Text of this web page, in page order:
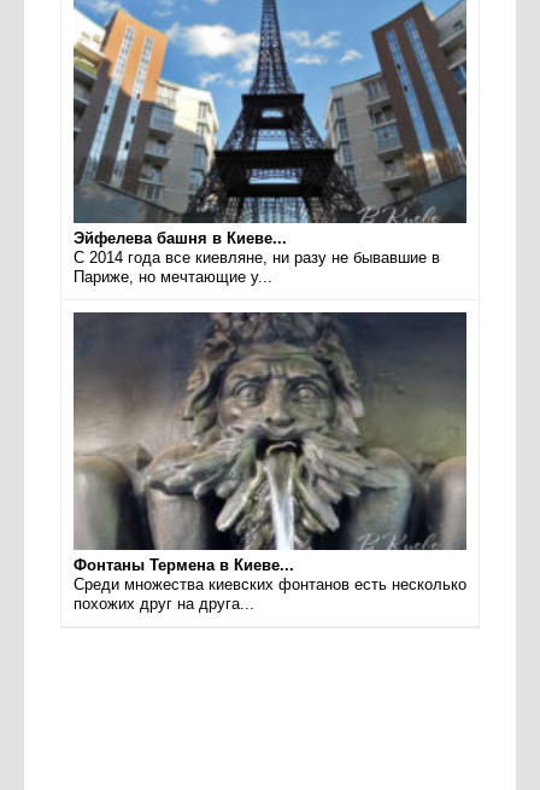
Эйфелева башня в Киеве...
С 2014 года все киевляне, ни разу не бывавшие в
Париже, но мечтающие у...
Фонтаны Термена в Киеве...
Среди множества киевских фонтанов есть несколько
похожих друг на друга...